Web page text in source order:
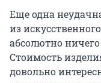
Еще одна
из
абсолютно
Стоимость
довольно